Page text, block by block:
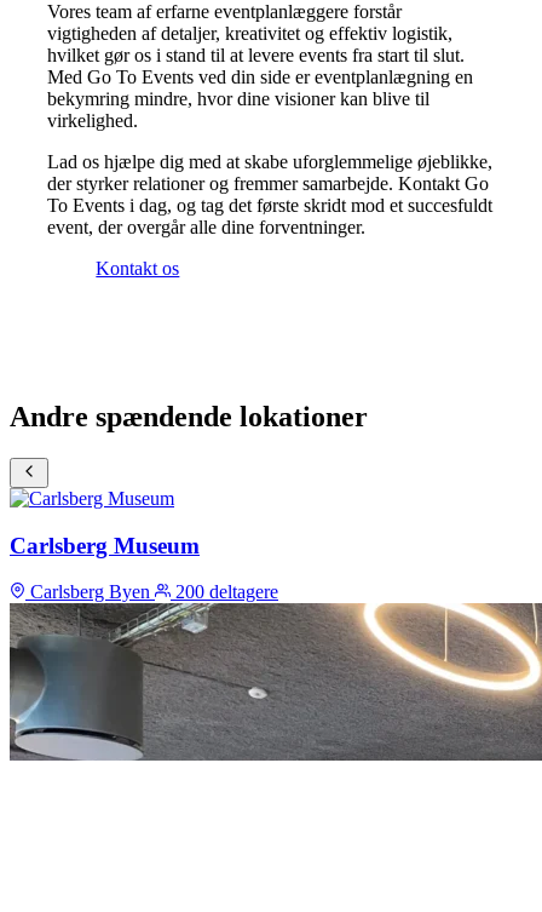
Vores team af erfarne eventplanlæggere forstår
vigtigheden af detaljer, kreativitet og effektiv logistik,
hvilket gør os i stand til at levere events fra start til slut.
Med Go To Events ved din side er eventplanlægning en
bekymring mindre, hvor dine visioner kan blive til
virkelighed.
Lad os hjælpe dig med at skabe uforglemmelige øjeblikke,
der styrker relationer og fremmer samarbejde. Kontakt Go
To Events i dag, og tag det første skridt mod et succesfuldt
event, der overgår alle dine forventninger.
Kontakt os
Andre spændende lokationer
Carlsberg Museum
Carlsberg Byen 200 deltagere